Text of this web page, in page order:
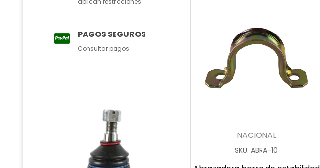
aplican restricciones
PAGOS SEGUROS
Consultar pagos
NACIONAL
SKU:ABRA-10